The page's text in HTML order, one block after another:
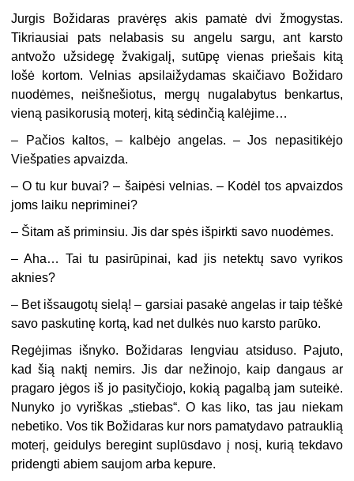
Jurgis Božidaras pravėręs akis pamatė dvi žmogystas.
Tikriausiai pats nelabasis su angelu sargu, ant karsto
antvožo užsidegę žvakigalį, sutūpę vienas priešais kitą
lošė kortom. Velnias apsilaižydamas skaičiavo Božidaro
nuodėmes, neišnešiotus, mergų nugalabytus benkartus,
vieną pasikorusią moterį, kitą sėdinčią kalėjime…
– Pačios kaltos, – kalbėjo angelas. – Jos nepasitikėjo
Viešpaties apvaizda.
– O tu kur buvai? – šaipėsi velnias. – Kodėl tos apvaizdos
joms laiku nepriminei?
– Šitam aš priminsiu. Jis dar spės išpirkti savo nuodėmes.
– Aha… Tai tu pasirūpinai, kad jis netektų savo vyrikos
aknies?
– Bet išsaugotų sielą! – garsiai pasakė angelas ir taip tėškė
savo paskutinę kortą, kad net dulkės nuo karsto parūko.
Regėjimas išnyko. Božidaras lengviau atsiduso. Pajuto,
kad šią naktį nemirs. Jis dar nežinojo, kaip dangaus ar
pragaro jėgos iš jo pasityčiojo, kokią pagalbą jam suteikė.
Nunyko jo vyriškas „stiebas“. O kas liko, tas jau niekam
nebetiko. Vos tik Božidaras kur nors pamatydavo patrauklią
moterį, geidulys beregint suplūsdavo į nosį, kurią tekdavo
pridengti abiem saujom arba kepure.